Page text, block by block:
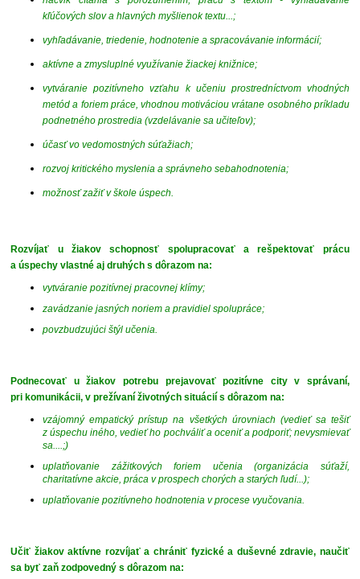
kľúčových slov a hlavných myšlienok textu...;
vyhľadávanie, triedenie, hodnotenie a spracovávanie informácií;
aktívne a zmysluplné využívanie žiackej knižnice;
vytváranie pozitívneho vzťahu k učeniu prostredníctvom vhodných
metód a foriem práce, vhodnou motiváciou vrátane osobného príkladu
podnetného prostredia (vzdelávanie sa učiteľov);
účasť vo vedomostných súťažiach;
rozvoj kritického myslenia a správneho sebahodnotenia;
možnosť zažiť v škole úspech.
Rozvíjať u žiakov schopnosť spolupracovať a rešpektovať prácu
a úspechy vlastné aj druhých s dôrazom na:
vytváranie pozitívnej pracovnej klímy;
zavádzanie jasných noriem a pravidiel spolupráce;
povzbudzujúci štýl učenia.
Podnecovať u žiakov potrebu prejavovať pozitívne city v správaní,
pri komunikácii, v prežívaní životných situácií s dôrazom na:
vzájomný empatický prístup na všetkých úrovniach (vedieť sa tešiť
z úspechu iného, vedieť ho pochváliť a oceniť a podporiť; nevysmievať
sa....;)
uplatňovanie zážitkových foriem učenia (organizácia súťaží,
charitatívne akcie, práca v prospech chorých a starých ľudí...);
uplatňovanie pozitívneho hodnotenia v procese vyučovania.
Učiť žiakov aktívne rozvíjať a chrániť fyzické a duševné zdravie, naučiť
sa byť zaň zodpovedný s dôrazom na: